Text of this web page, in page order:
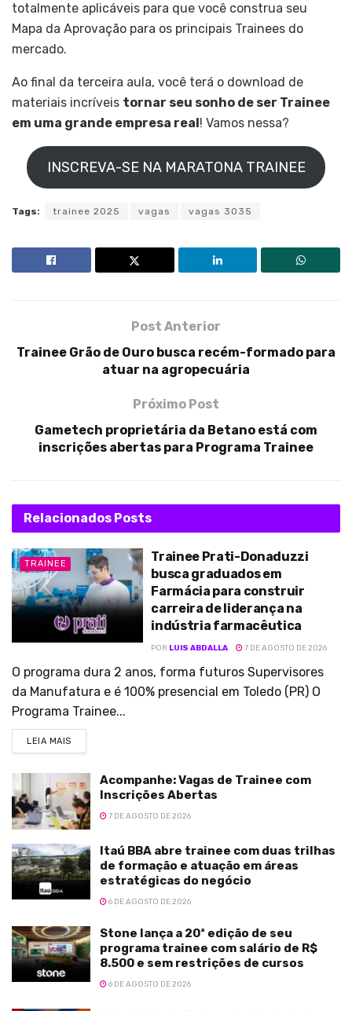
totalmente aplicáveis para que você construa seu
Mapa da Aprovação para os principais Trainees do
mercado.
Ao final da terceira aula, você terá o download de
materiais incríveis tornar seu sonho de ser Trainee
em uma grande empresa real ! Vamos nessa?
INSCREVA-SE NA MARATONA TRAINEE
Tags: trainee 2025 vagas vagas 3035
Post Anterior
Trainee Grão de Ouro busca recém-formado para
atuar na agropecuária
Próximo Post
Gametech proprietária da Betano está com
inscrições abertas para Programa Trainee
Relacionados Posts
TRAINEE
Trainee Prati-Donaduzzi
busca graduados em
Farmácia para construir
carreira de liderança na
indústria farmacêutica
POR LUIS ABDALLA 7 DE AGOSTO DE 2026
O programa dura 2 anos, forma futuros Supervisores
da Manufatura e é 100% presencial em Toledo (PR) O
Programa Trainee...
LEIA MAIS
Acompanhe: Vagas de Trainee com
Inscrições Abertas
7 DE AGOSTO DE 2026
Itaú BBA abre trainee com duas trilhas
de formação e atuação em áreas
estratégicas do negócio
6 DE AGOSTO DE 2026
Stone lança a 20ª edição de seu
programa trainee com salário de R$
8.500 e sem restrições de cursos
6 DE AGOSTO DE 2026